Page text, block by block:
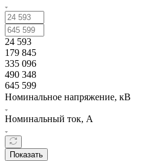
24 593
179 845
335 096
490 348
645 599
Номинальное напряжение, кВ
Номинальный ток, А
Показать